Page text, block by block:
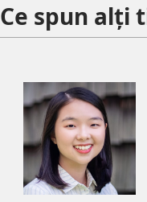
Ce spun alți